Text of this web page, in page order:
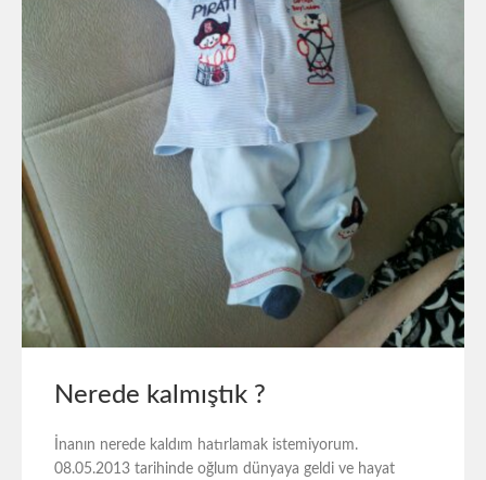
Nerede kalmıştık ?
İnanın nerede kaldım hatırlamak istemiyorum.
08.05.2013 tarihinde oğlum dünyaya geldi ve hayat